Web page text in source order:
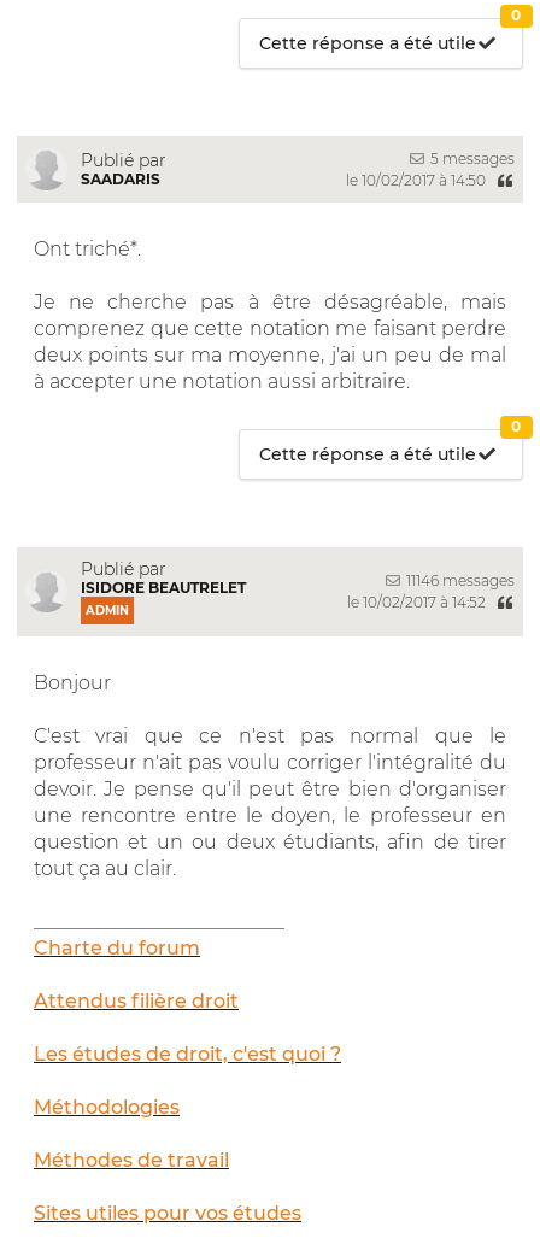
Cette réponse a été utile
0
Publié par
SAADARIS
5 messages
le 10/02/2017 à 14:50
Ont triché*.
Je ne cherche pas à être désagréable, mais
comprenez que cette notation me faisant perdre
deux points sur ma moyenne, j'ai un peu de mal
à accepter une notation aussi arbitraire.
Cette réponse a été utile
0
Publié par
ISIDORE BEAUTRELET
ADMIN
11146 messages
le 10/02/2017 à 14:52
Bonjour
C'est vrai que ce n'est pas normal que le
professeur n'ait pas voulu corriger l'intégralité du
devoir. Je pense qu'il peut être bien d'organiser
une rencontre entre le doyen, le professeur en
question et un ou deux étudiants, afin de tirer
tout ça au clair.
Charte du forum
Attendus filière droit
Les études de droit, c'est quoi ?
Méthodologies
Méthodes de travail
Sites utiles pour vos études